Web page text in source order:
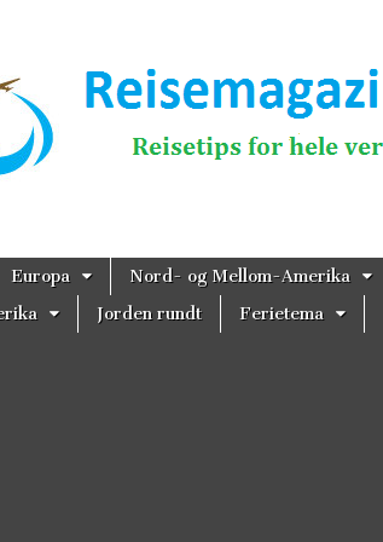
Europa Nord- og Mellom-Amerika
Jorden rundt Ferietema